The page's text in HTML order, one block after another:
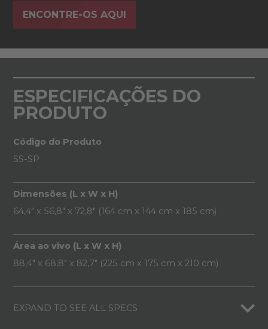
ENCONTRE-OS AQUI
ESPECIFICAÇÕES DO
PRODUTO
Código do Produto
SS-SP
Dimensões (L x W x H)
64,4" x 56,8" x 72,8" (164 cm x 144 cm x 185 cm)
Área ao vivo (L x W x H)
88,4" x 68,8" x 82,7" (225 cm x 175 cm x 210 cm)
EXPAND TO SEE ALL SPECS